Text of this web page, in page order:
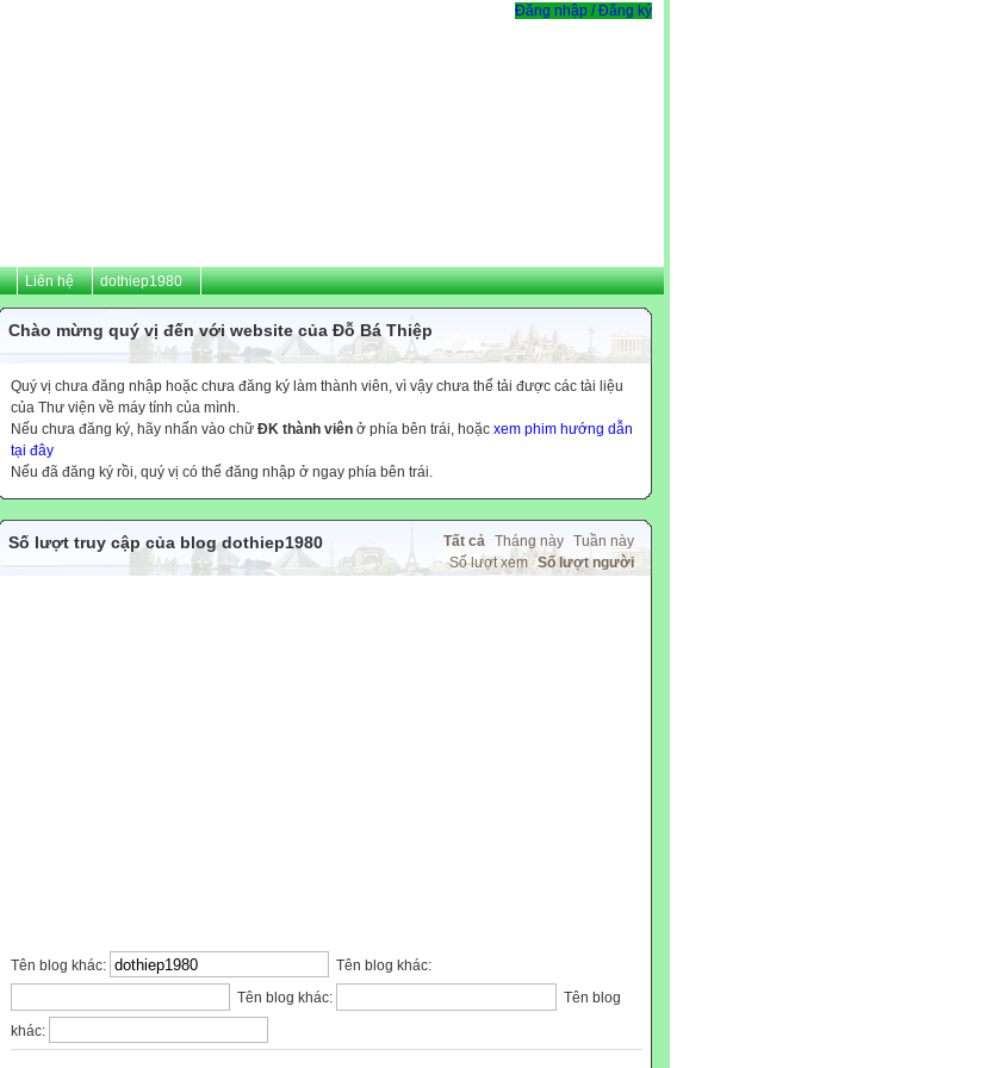
Đăng nhập / Đăng ký
Liên hệ dothiep1980
Chào mừng quý vị đến với website của Đỗ Bá Thiệp
Quý vị chưa đăng nhập hoặc chưa đăng ký làm thành viên, vì vậy chưa thể tải được các tài liệu
của Thư viện về máy tính của mình.
Nếu chưa đăng ký, hãy nhấn vào chữ ĐK thành viên ở phía bên trái, hoặc xem phim hướng dẫn
tại đây
Nếu đã đăng ký rồi, quý vị có thể đăng nhập ở ngay phía bên trái.
Tất cả Tháng này Tuần này
Số lượt xem Số lượt người
Số lượt truy cập của blog dothiep1980
Tên blog khác:
Tên blog khác:
Tên blog khác:
Tên blog
khác: